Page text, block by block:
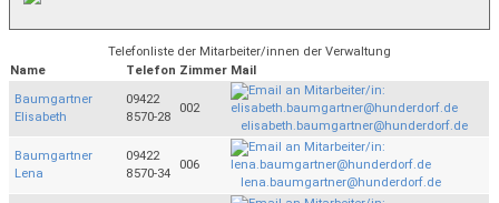
Telefonliste der Mitarbeiter/innen der Verwaltung
Name
Telefon Zimmer Mail
Baumgartner
Elisabeth
09422
8570-28
002
elisabeth.baumgartner@hunderdorf.de
Baumgartner
Lena
09422
8570-34
006
lena.baumgartner@hunderdorf.de